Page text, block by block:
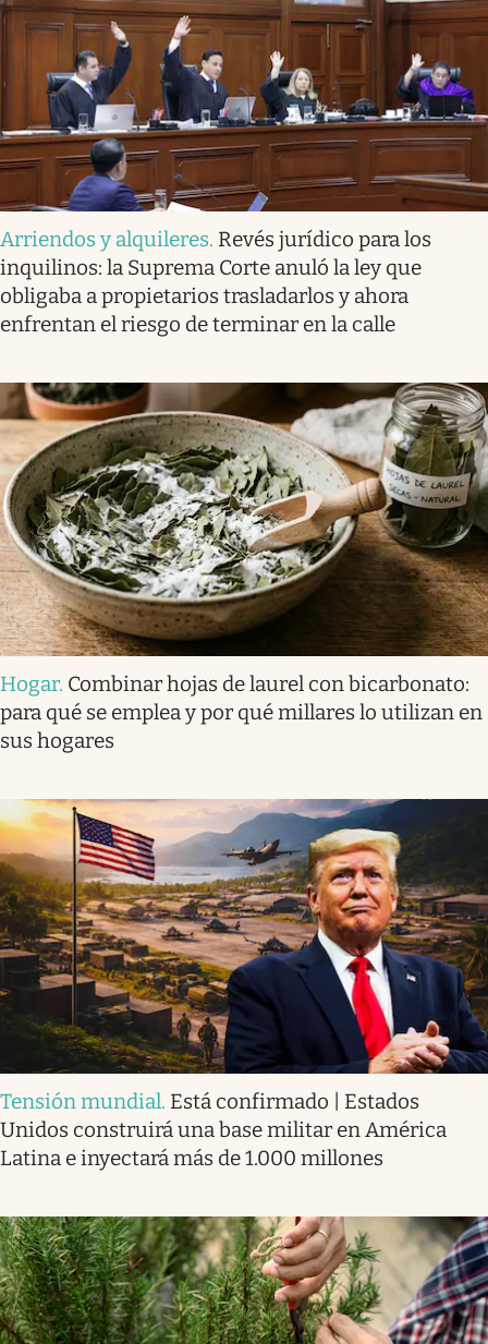
Arriendos y alquileres. Revés jurídico para los
inquilinos: la Suprema Corte anuló la ley que
obligaba a propietarios trasladarlos y ahora
enfrentan el riesgo de terminar en la calle
Hogar. Combinar hojas de laurel con bicarbonato:
para qué se emplea y por qué millares lo utilizan en
sus hogares
Tensión mundial. Está confirmado | Estados
Unidos construirá una base militar en América
Latina e inyectará más de 1.000 millones